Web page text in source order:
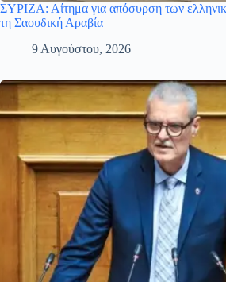
ΣΥΡΙΖΑ: Αίτημα για απόσυρση των
τη Σαουδική Αραβία
9 Αυγούστου, 2026